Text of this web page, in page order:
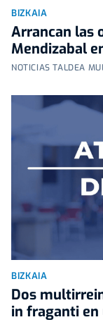
BIZKAIA
Arrancan las
Mendizabal
NOTICIAS TALDEA
BIZKAIA
Dos
in fraganti en